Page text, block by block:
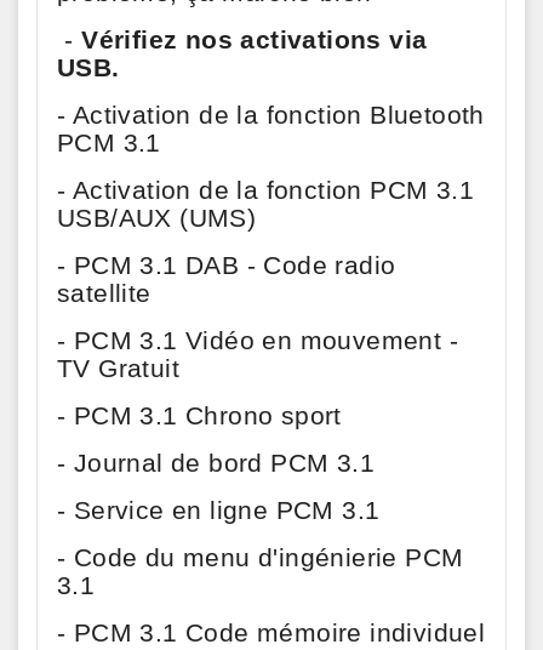
-Vérifiez nos activations via
USB.
- Activation de la fonction Bluetooth
PCM 3.1
- Activation de la fonction PCM 3.1
USB/AUX (UMS)
- PCM 3.1 DAB - Code radio
satellite
- PCM 3.1 Vidéo en mouvement -
TV Gratuit
- PCM 3.1 Chrono sport
- Journal de bord PCM 3.1
- Service en ligne PCM 3.1
- Code du menu d'ingénierie PCM
3.1
- PCM 3.1 Code mémoire individuel